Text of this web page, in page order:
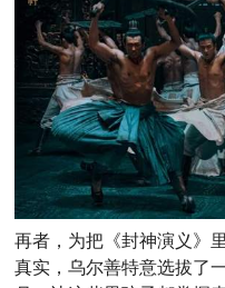
再者，为把《封神演义》
真实，乌尔善特意选拔了